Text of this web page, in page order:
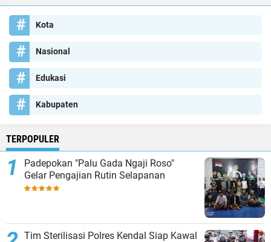
Kota
Nasional
Edukasi
Kabupaten
TERPOPULER
Padepokan "Palu Gada Ngaji Roso"
Gelar Pengajian Rutin Selapanan
Tim Sterilisasi Polres Kendal Siap Kawal